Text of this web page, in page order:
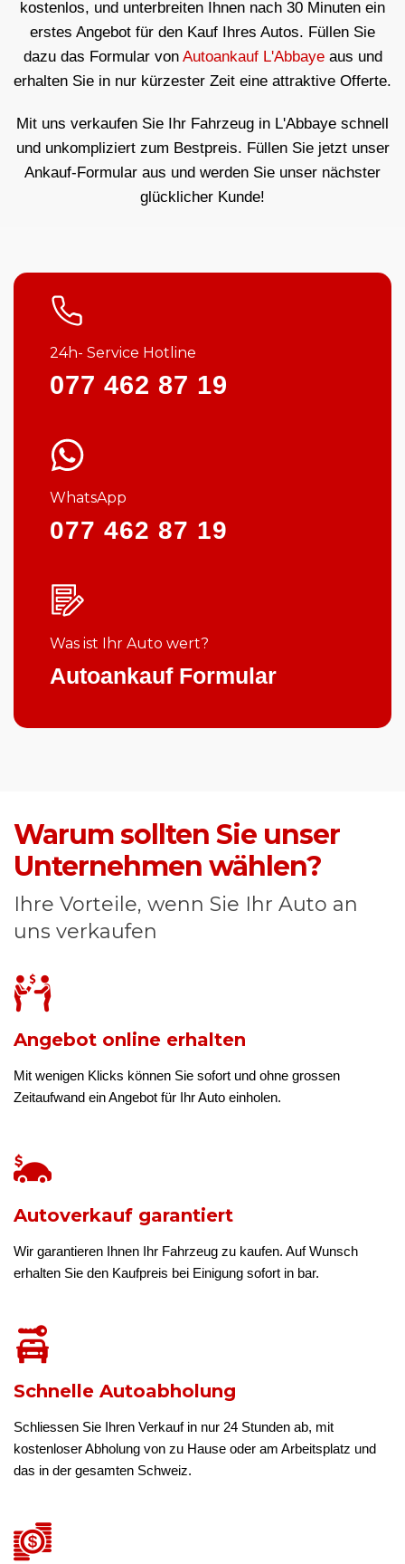
kostenlos, und unterbreiten Ihnen nach 30 Minuten ein
erstes Angebot für den Kauf Ihres Autos. Füllen Sie
dazu das Formular von Autoankauf L'Abbayeaus und
erhalten Sie in nur kürzester Zeit eine attraktive Offerte.
Mit uns verkaufen Sie Ihr Fahrzeug in L'Abbaye schnell
und unkompliziert zum Bestpreis. Füllen Sie jetzt unser
Ankauf-Formular aus und werden Sie unser nächster
glücklicher Kunde!
24h- Service Hotline
077 462 87 19
WhatsApp
077 462 87 19
Was ist Ihr Auto wert?
Autoankauf Formular
Warum sollten Sie unser
Unternehmen wählen?
Ihre Vorteile, wenn Sie Ihr Auto an
uns verkaufen
Angebot online erhalten
Mit wenigen Klicks können Sie sofort und ohne grossen
Zeitaufwand ein Angebot für Ihr Auto einholen.
Autoverkauf garantiert
Wir garantieren Ihnen Ihr Fahrzeug zu kaufen. Auf Wunsch
erhalten Sie den Kaufpreis bei Einigung sofort in bar.
Schnelle Autoabholung
Schliessen Sie Ihren Verkauf in nur 24 Stunden ab, mit
kostenloser Abholung von zu Hause oder am Arbeitsplatz und
das in der gesamten Schweiz.